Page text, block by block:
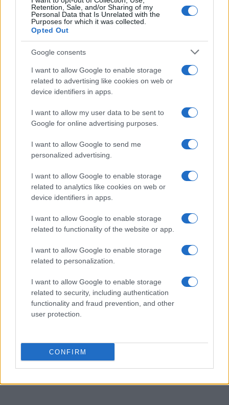
Retention, Sale, and/or Sharing of my
Personal Data that Is Unrelated with the
Purposes for which it was collected.
Opted Out
Google consents
I want to allow Google to enable storage
related to advertising like cookies on web or
device identifiers in apps.
I want to allow my user data to be sent to
Google for online advertising purposes.
I want to allow Google to send me
personalized advertising.
I want to allow Google to enable storage
related to analytics like cookies on web or
device identifiers in apps.
I want to allow Google to enable storage
related to functionality of the website or app.
I want to allow Google to enable storage
related to personalization.
I want to allow Google to enable storage
related to security, including authentication
functionality and fraud prevention, and other
user protection.
CONFIRM
la palla. Per rimbalzi piùaltialzare il punto
d’impatto, verticalizzare lo swing e mirare a 50–
80 cm sopra il nastro con atterraggio profondo.
Per traiettorie più
all’esterno: aprire
l’angolo di uscita in deuce e mantenere il finale
lungo verso l’esterno del campo.
Francesca Lombardi
Francesca Lombardi, fiorentina, prese appunti
da allora firma approfondimenti sui motori. In
redazione sostiene un approccio metodico
alle prove su pista, cura il format 'tecnica e
debutto tecnico in autodromo.